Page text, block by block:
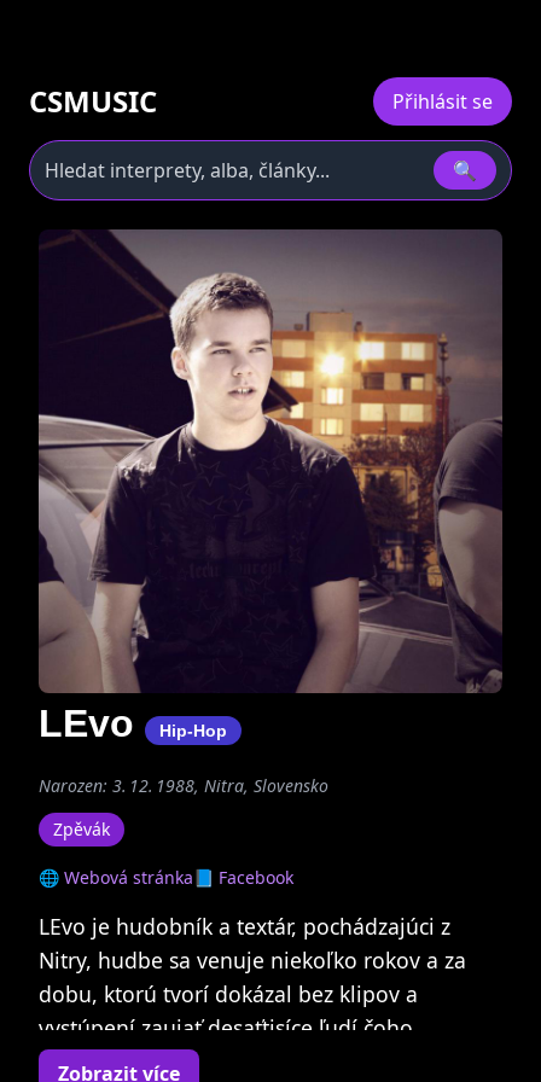
CSMUSIC Přihlásit se
🔍
LEvo Hip-Hop
Narozen: 3. 12. 1988, Nitra, Slovensko
Zpěvák
🌐 Webová stránka📘 Facebook
LEvo je hudobník a textár, pochádzajúci z
Nitry, hudbe sa venuje niekoľko rokov a za
dobu, ktorú tvorí dokázal bez klipov a
vystúpení zaujať desaťtisíce ľudí čoho
obrazom sú aj niekoľko miliónové zhliadnutia
Zobrazit více